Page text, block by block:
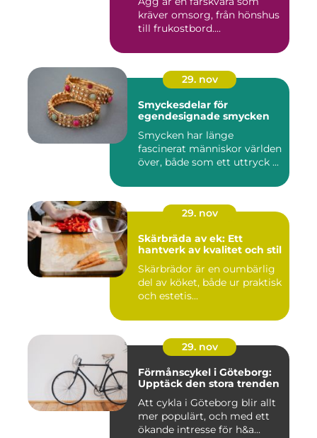
kräver omsorg, från hönshus
till frukostbord....
29. nov
Smyckesdelar för
egendesignade smycken
Smycken har länge
fascinerat människor världen
över, både som ett uttryck ...
29. nov
Skärbräda av ek: Ett
hantverk av kvalitet och stil
Skärbrädor är en oumbärlig
del av köket, både ur praktisk
och estetis...
29. nov
Förmånscykel i Göteborg:
Upptäck den stora trenden
Att cykla i Göteborg blir allt
mer populärt, och med ett
ökande intresse för h&a...